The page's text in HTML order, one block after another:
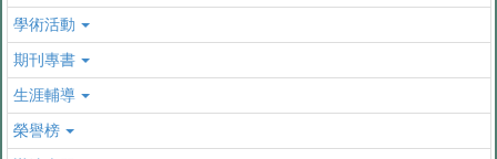
學術活動
期刊專書
生涯輔導
榮譽榜